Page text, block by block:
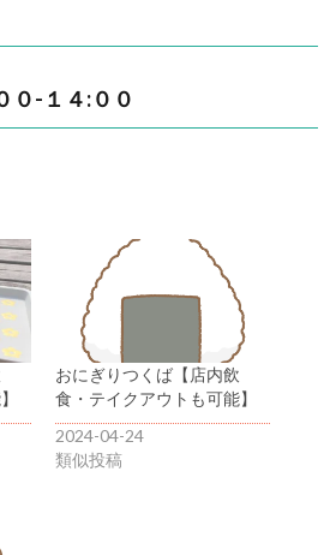
０-１４:００
おにぎりつくば【店内飲
食・テイクアウトも可能】
2024-04-24
類似投稿